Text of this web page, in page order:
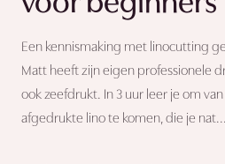
Een kennismaking met linocutting
Matt heeft zijn eigen professionele
ook zeefdrukt. In 3 uur leer je om
afgedrukte lino te komen, die je nat...